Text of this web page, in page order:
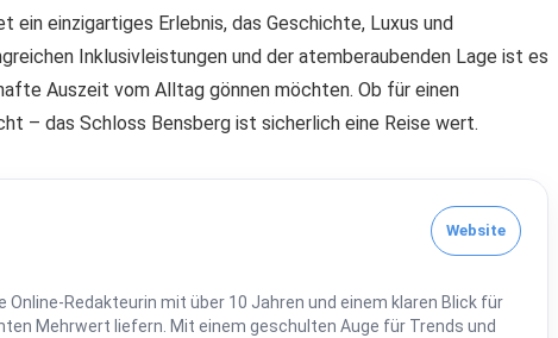
einzigartiges Erlebnis, das Geschichte, Luxus und
Inklusivleistungen und der atemberaubenden Lage ist es
Auszeit vom Alltag gönnen möchten. Ob für einen
– das Schloss Bensberg ist sicherlich eine Reise wert.
Website
Online-Redakteurin mit über 10 Jahren und einem klaren Blick für
Mehrwert liefern. Mit einem geschulten Auge für Trends und